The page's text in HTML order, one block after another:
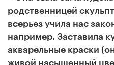
родственницей
всерьез учила нас
например. Заставила
акварельные краски
живой насыщенный